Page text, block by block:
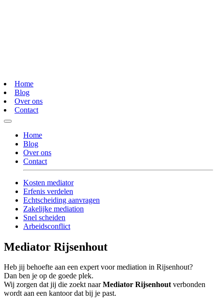
Home
Blog
Over ons
Contact
Home
Blog
Over ons
Contact
Kosten mediator
Erfenis verdelen
Echtscheiding aanvragen
Zakelijke mediation
Snel scheiden
Arbeidsconflict
Mediator Rijsenhout
Heb jij behoefte aan een expert voor mediation in Rijsenhout?
Dan ben je op de goede plek.
Wij zorgen dat jij die zoekt naarMediator Rijsenhoutverbonden
wordt aan een kantoor dat bij je past.